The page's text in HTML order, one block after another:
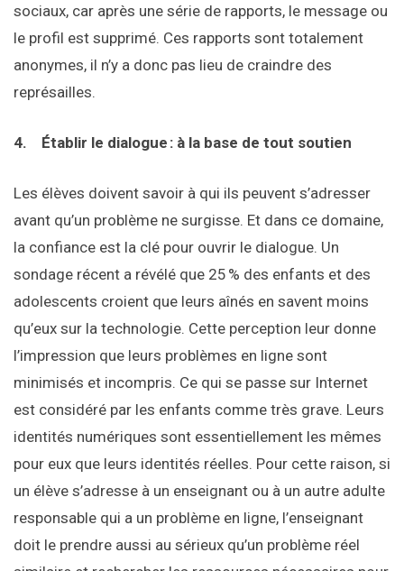
sociaux, car après une série de rapports, le message ou
le profil est supprimé. Ces rapports sont totalement
anonymes, il n’y a donc pas lieu de craindre des
représailles.
4. Établir le dialogue : à la base de tout soutien
Les élèves doivent savoir à qui ils peuvent s’adresser
avant qu’un problème ne surgisse. Et dans ce domaine,
la confiance est la clé pour ouvrir le dialogue. Un
sondage récent a révélé que 25 % des enfants et des
adolescents croient que leurs aînés en savent moins
qu’eux sur la technologie. Cette perception leur donne
l’impression que leurs problèmes en ligne sont
minimisés et incompris. Ce qui se passe sur Internet
est considéré par les enfants comme très grave. Leurs
identités numériques sont essentiellement les mêmes
pour eux que leurs identités réelles. Pour cette raison, si
un élève s’adresse à un enseignant ou à un autre adulte
responsable qui a un problème en ligne, l’enseignant
doit le prendre aussi au sérieux qu’un problème réel